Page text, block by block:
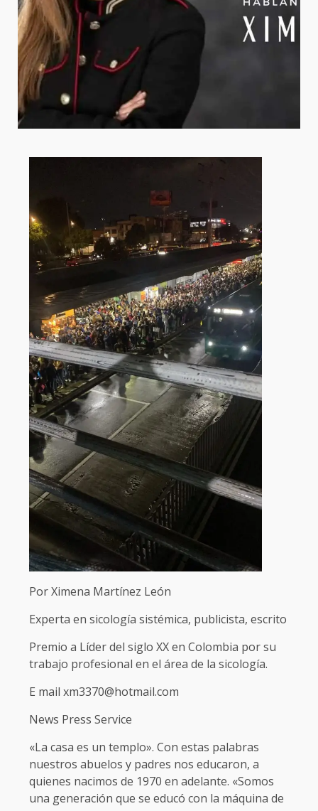
Por Ximena Martínez León
Experta en sicología sistémica, publicista, escrito
Premio a Líder del siglo XX en Colombia por su
trabajo profesional en el área de la sicología.
E mail xm3370@hotmail.com
News Press Service
«La casa es un templo». Con estas palabras
nuestros abuelos y padres nos educaron, a
quienes nacimos de 1970 en adelante. «Somos
una generación que se educó con la máquina de